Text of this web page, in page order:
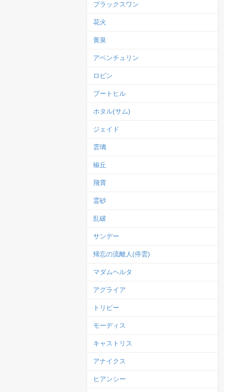
ブラックスワン
花火
黄泉
アベンチュリン
ロビン
ブートヒル
ホタル(サム)
ジェイド
雲璃
椒丘
飛霄
霊砂
乱破
サンデー
帰忘の流離人(停雲)
マダムヘルタ
アグライア
トリビー
モーディス
キャストリス
アナイクス
ヒアンシー